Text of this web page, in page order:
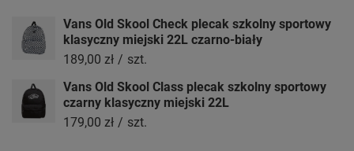
Vans Old Skool Check plecak szkolny sportowy
klasyczny miejski 22L czarno-biały
189,00 zł / szt.
Vans Old Skool Class plecak szkolny sportowy
czarny klasyczny miejski 22L
179,00 zł / szt.